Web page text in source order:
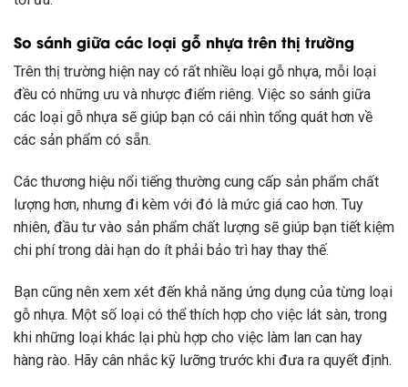
So sánh giữa các loại gỗ nhựa trên thị trường
Trên thị trường hiện nay có rất nhiều loại gỗ nhựa, mỗi loại
đều có những ưu và nhược điểm riêng. Việc so sánh giữa
các loại gỗ nhựa sẽ giúp bạn có cái nhìn tổng quát hơn về
các sản phẩm có sẵn.
Các thương hiệu nổi tiếng thường cung cấp sản phẩm chất
lượng hơn, nhưng đi kèm với đó là mức giá cao hơn. Tuy
nhiên, đầu tư vào sản phẩm chất lượng sẽ giúp bạn tiết kiệm
chi phí trong dài hạn do ít phải bảo trì hay thay thế.
Bạn cũng nên xem xét đến khả năng ứng dụng của từng loại
gỗ nhựa. Một số loại có thể thích hợp cho việc lát sàn, trong
khi những loại khác lại phù hợp cho việc làm lan can hay
hàng rào. Hãy cân nhắc kỹ lưỡng trước khi đưa ra quyết định.